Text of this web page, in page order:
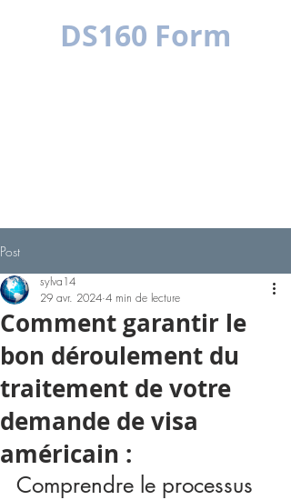
DS160 Form
Post
Comment garantir le
bon déroulement du
traitement de votre
demande de visa
américain :
sylva14
29 avr. 2024 4 min de lecture
Comprendre le processus